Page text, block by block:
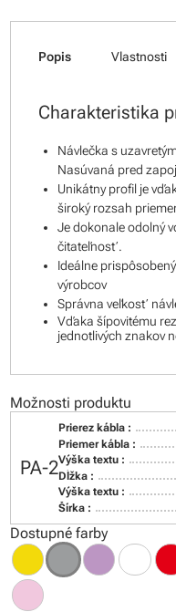
Popis Vlastnosti
Charakteristika
Návlečka s
Nasúvaná pred
Unikátny profil je
široký rozsah
Je dokonale odolný
čitateľnosť.
Ideálne
výrobcov
Správna veľkosť
Vďaka šípovitému
jednotlivých znakov
Možnosti produktu
PA-2
Prierez kábla :
Priemer kábla :
Výška textu :
Dĺžka :
Výška textu :
Šírka :
Dostupné farby